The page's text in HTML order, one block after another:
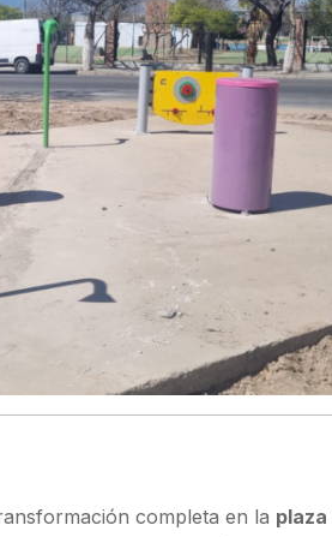
completa en la